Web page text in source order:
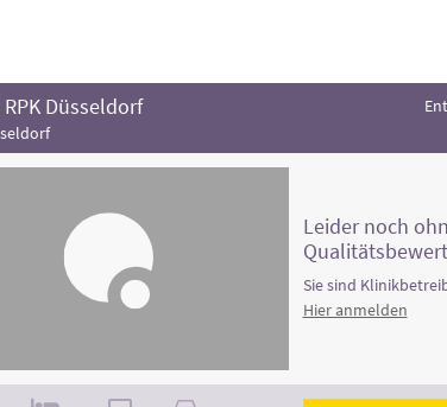
Düsseldorf
Leider noch
Sie sind
Hier anmelden